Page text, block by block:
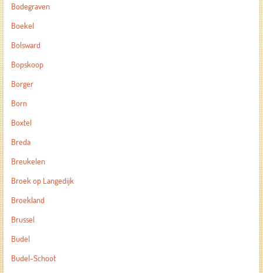
Bodegraven
Boekel
Bolsward
Bopskoop
Borger
Born
Boxtel
Breda
Breukelen
Broek op Langedijk
Broekland
Brussel
Budel
Budel-Schoot